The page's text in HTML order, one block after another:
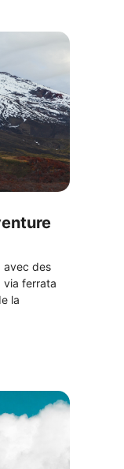
avec des
via ferrata
la